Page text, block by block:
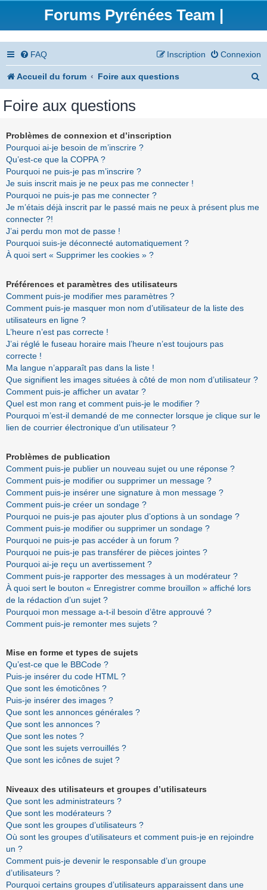
Forums Pyrénées Team |
FAQ Connexion
Inscription
Accueil du forum Foire aux questions
Foire aux questions
Problèmes de connexion et d’inscription
Pourquoi ai-je besoin de m’inscrire ?
Qu’est-ce que la COPPA ?
Pourquoi ne puis-je pas m’inscrire ?
Je suis inscrit mais je ne peux pas me connecter !
Pourquoi ne puis-je pas me connecter ?
Je m’étais déjà inscrit par le passé mais ne peux à présent plus me
connecter ?!
J’ai perdu mon mot de passe !
Pourquoi suis-je déconnecté automatiquement ?
À quoi sert « Supprimer les cookies » ?
Préférences et paramètres des utilisateurs
Comment puis-je modifier mes paramètres ?
Comment puis-je masquer mon nom d’utilisateur de la liste des
utilisateurs en ligne ?
L’heure n’est pas correcte !
J’ai réglé le fuseau horaire mais l’heure n’est toujours pas
correcte !
Ma langue n’apparaît pas dans la liste !
Que signifient les images situées à côté de mon nom d’utilisateur ?
Comment puis-je afficher un avatar ?
Quel est mon rang et comment puis-je le modifier ?
Pourquoi m’est-il demandé de me connecter lorsque je clique sur le
lien de courrier électronique d’un utilisateur ?
Problèmes de publication
Comment puis-je publier un nouveau sujet ou une réponse ?
Comment puis-je modifier ou supprimer un message ?
Comment puis-je insérer une signature à mon message ?
Comment puis-je créer un sondage ?
Pourquoi ne puis-je pas ajouter plus d’options à un sondage ?
Comment puis-je modifier ou supprimer un sondage ?
Pourquoi ne puis-je pas accéder à un forum ?
Pourquoi ne puis-je pas transférer de pièces jointes ?
Pourquoi ai-je reçu un avertissement ?
Comment puis-je rapporter des messages à un modérateur ?
À quoi sert le bouton « Enregistrer comme brouillon » affiché lors
de la rédaction d’un sujet ?
Pourquoi mon message a-t-il besoin d’être approuvé ?
Comment puis-je remonter mes sujets ?
Mise en forme et types de sujets
Qu’est-ce que le BBCode ?
Puis-je insérer du code HTML ?
Que sont les émoticônes ?
Puis-je insérer des images ?
Que sont les annonces générales ?
Que sont les annonces ?
Que sont les notes ?
Que sont les sujets verrouillés ?
Que sont les icônes de sujet ?
Niveaux des utilisateurs et groupes d’utilisateurs
Que sont les administrateurs ?
Que sont les modérateurs ?
Que sont les groupes d’utilisateurs ?
Où sont les groupes d’utilisateurs et comment puis-je en rejoindre
un ?
Comment puis-je devenir le responsable d’un groupe
d’utilisateurs ?
Pourquoi certains groupes d’utilisateurs apparaissent dans une